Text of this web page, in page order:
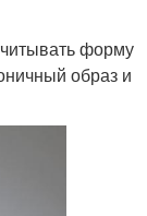
форму
образ и